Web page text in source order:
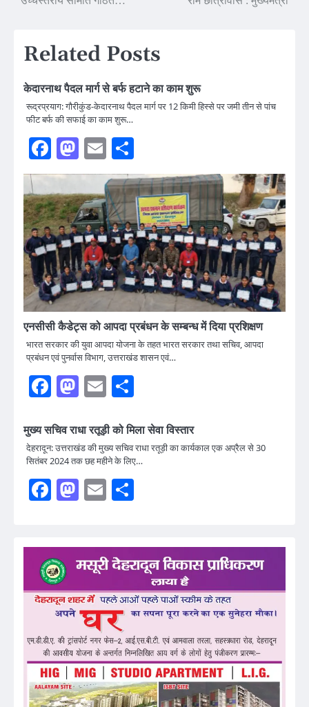
Related Posts
केदारनाथ पैदल मार्ग से बर्फ हटाने का काम शुरू
रूद्रप्रयाग: गौरीकुंड-केदारनाथ पैदल मार्ग पर 12 किमी हिस्से पर जमी तीन से पांच
फीट बर्फ की सफाई का काम शुरू…
Facebook
Mastodon
Email
एनसीसी कैडेट्स को आपदा प्रबंधन के सम्बन्ध में दिया प्रशिक्षण
भारत सरकार की युवा आपदा योजना के तहत भारत सरकार तथा सचिव, आपदा
प्रबंधन एवं पुनर्वास विभाग, उत्तराखंड शासन एवं…
Facebook
Mastodon
Email
मुख्य सचिव राधा रतूड़ी को मिला सेवा विस्तार
देहरादून: उत्तराखंड की मुख्य सचिव राधा रतूड़ी का कार्यकाल एक अप्रैल से 30
सितंबर 2024 तक छह महीने के लिए…
Facebook
Mastodon
Email